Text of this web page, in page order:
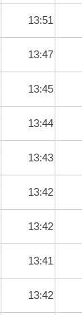
13:51
13:47
13:45
13:44
13:43
13:42
13:42
13:41
13:42